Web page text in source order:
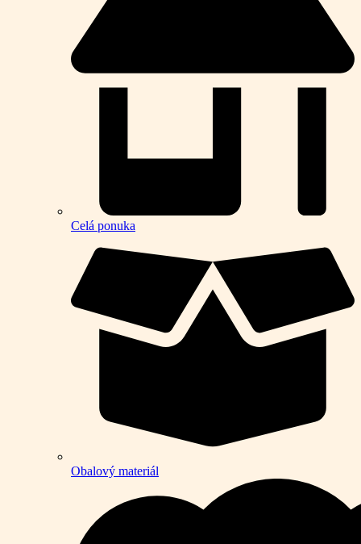
Celá ponuka
Obalový materiál